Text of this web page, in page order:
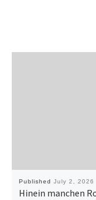
Published July 2, 2026
Hinein manchen